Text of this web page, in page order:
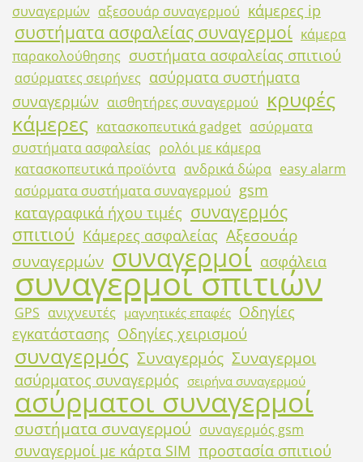
συναγερμών αξεσουάρ συναγερμού κάμερες ip
συστήματα ασφαλείας συναγερμοί κάμερα
παρακολούθησης συστήματα ασφαλείας σπιτιού
ασύρματες σειρήνες ασύρματα συστήματα
συναγερμών αισθητήρες συναγερμού κρυφές
κάμερες κατασκοπευτικά gadget ασύρματα
συστήματα ασφαλείας ρολόι με κάμερα
κατασκοπευτικά προϊόντα ανδρικά δώρα easy alarm
ασύρματα συστήματα συναγερμού gsm
καταγραφικά ήχου τιμές συναγερμός
σπιτιού Κάμερες ασφαλείας Αξεσουάρ
συναγερμών συναγερμοί ασφάλεια
συναγερμοί σπιτιών
GPS ανιχνευτές μαγνητικές επαφές Οδηγίες
εγκατάστασης Οδηγίες χειρισμού
συναγερμός Συναγερμός Συναγερμοι
ασύρματος συναγερμός σειρήνα συναγερμού
ασύρματοι συναγερμοί
συστήματα συναγερμού συναγερμός gsm
συναγερμοί με κάρτα SIM προστασία σπιτιού